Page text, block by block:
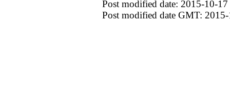
Post modified date: 2015-10-
Post modified date GMT: